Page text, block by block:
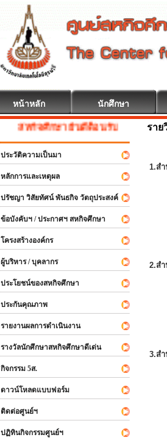
หน้าหลัก นักศึกษา
หกิจศึกษา ยินดีต้อนรับ
ะวัติความเป็นมา
กการและเหตุผล
ชญา วิสัยทัศน์ พันธกิจ วัตถุประสงค์
บังคับฯ / ประกาศฯ สหกิจศึกษา
รงสร้างองค์กร
ริหาร / บุคลากร
ะโยชน์ของสหกิจศึกษา
ะกันคุณภาพ
ยงานผลการดำเนินงาน
งวัลนักศึกษาสหกิจศึกษาดีเด่น
กรรม 5ส.
วน์โหลดแบบฟอร์ม
ต่อศูนย์ฯ
ทินกิจกรรมศูนย์ฯ
ราย
1.ส
2.ส
3.ส